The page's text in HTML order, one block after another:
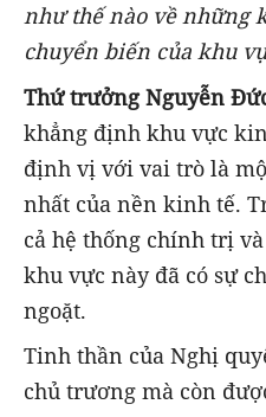
như thế nào về những
chuyển biến của khu
Thứ trưởng Nguyễn
khẳng định khu vực
định vị với vai trò là
nhất của nền kinh tế.
cả hệ thống chính trị
khu vực này đã có sự
ngoặt.
Tinh thần của Nghị
chủ trương mà còn